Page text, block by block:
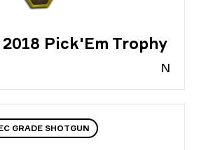
Pick'Em Trophy
N
GRADE SHOTGUN